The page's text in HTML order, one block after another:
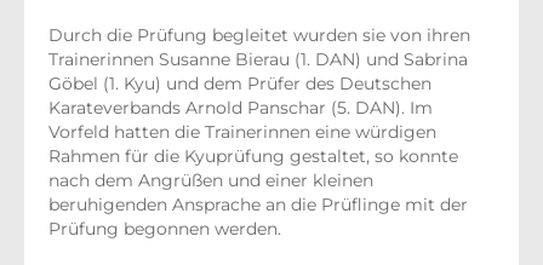
Durch die Prüfung begleitet wurden sie von ihren
Trainerinnen Susanne Bierau (1. DAN) und Sabrina
Göbel (1. Kyu) und dem Prüfer des Deutschen
Karateverbands Arnold Panschar (5. DAN). Im
Vorfeld hatten die Trainerinnen eine würdigen
Rahmen für die Kyuprüfung gestaltet, so konnte
nach dem Angrüßen und einer kleinen
beruhigenden Ansprache an die Prüflinge mit der
Prüfung begonnen werden.